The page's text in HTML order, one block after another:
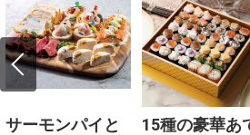
サーモンパイと
15種の豪華あ